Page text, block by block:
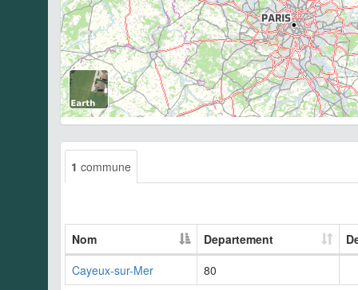
1 commune
Nom Departement
Cayeux-sur-Mer
80